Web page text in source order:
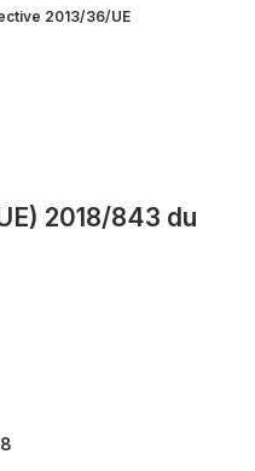
2013/36/UE
2018/843 du